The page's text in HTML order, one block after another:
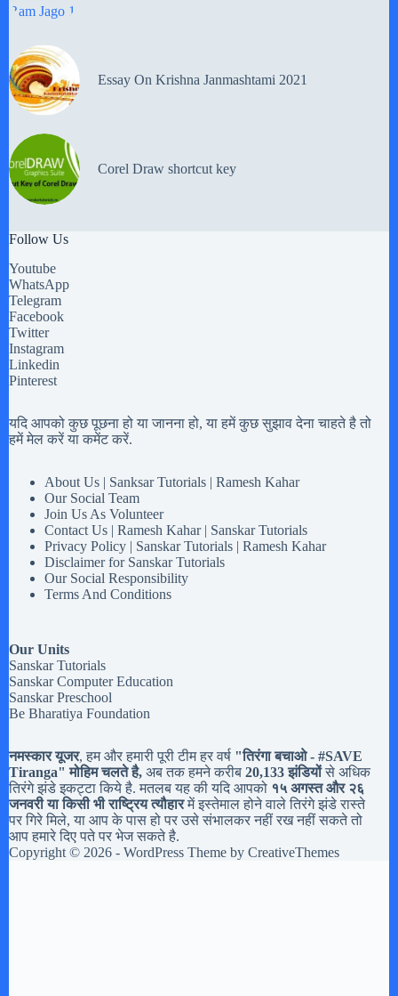
Essay On Krishna Janmashtami 2021
Corel Draw shortcut key
Follow Us
Youtube
WhatsApp
Telegram
Facebook
Twitter
Instagram
Linkedin
Pinterest
यदि आपको कुछ पूछना हो या जानना हो, या हमें कुछ सुझाव देना चाहते है तो
हमें मेल करें या कमेंट करें.
About Us | Sanksar Tutorials | Ramesh Kahar
Our Social Team
Join Us As Volunteer
Contact Us | Ramesh Kahar | Sanskar Tutorials
Privacy Policy | Sanskar Tutorials | Ramesh Kahar
Disclaimer for Sanskar Tutorials
Our Social Responsibility
Terms And Conditions
Our Units
Sanskar Tutorials
Sanskar Computer Education
Sanskar Preschool
Be Bharatiya Foundation
नमस्कार यूजर, हम और हमारी पूरी टीम हर वर्ष "तिरंगा बचाओ - #SAVE
Tiranga" मोहिम चलते है, अब तक हमने करीब 20,133 झंडियोंसे अधिक
तिरंगे झंडे इकट्टा किये है. मतलब यह की यदि आपको १५ अगस्त और २६
जनवरी या किसी भी राष्ट्रिय त्यौहारमें इस्तेमाल होने वाले तिरंगे झंडे रास्ते
पर गिरे मिले, या आप के पास हो पर उसे संभालकर नहीं रख नहीं सकते तो
आप हमारे दिए पते पर भेज सकते है.
Copyright © 2026 - WordPress Theme by CreativeThemes